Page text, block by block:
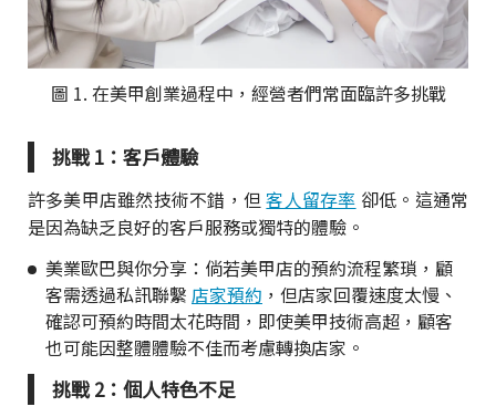
圖 1. 在美甲創業過程中，經營者們常面臨許多挑戰
挑戰 1：客戶體驗
許多美甲店雖然技術不錯，但客人留存率 卻低。這通常
是因為缺乏良好的客戶服務或獨特的體驗。
美業歐巴與你分享：倘若美甲店的預約流程繁瑣，顧
客需透過私訊聯繫 店家預約 ，但店家回覆速度太慢、
確認可預約時間太花時間，即使美甲技術高超，顧客
也可能因整體體驗不佳而考慮轉換店家。
挑戰 2：個人特色不足